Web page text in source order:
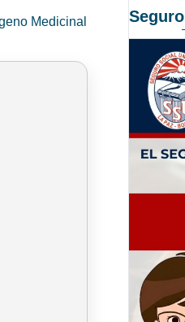
Medicinal